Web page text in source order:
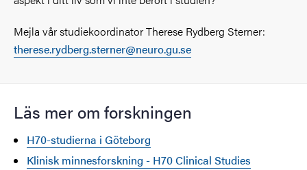
Mejla vår studiekoordinator Therese Rydberg Sterner:
therese.rydberg.sterner@neuro.gu.se
Läs mer om forskningen
H70-studierna i Göteborg
Klinisk minnesforskning - H70 Clinical Studies